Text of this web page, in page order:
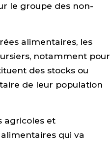
le groupe des non-
alimentaires, les
notamment pour
des stocks ou
de leur population
agricoles et
qui va